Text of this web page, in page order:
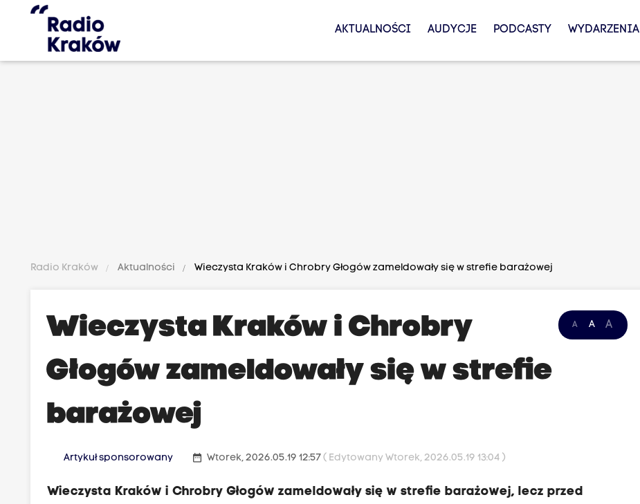
AKTUALNOŚCI AUDYCJE PODCASTY WYDARZENIA
Radio Kraków Aktualności Wieczysta Kraków i Chrobry Głogów zameldowały się w strefie barażowej
A A A
Wieczysta Kraków i Chrobry
Głogów zameldowały się w strefie
barażowej
Artykuł sponsorowany date_range Wtorek, 2026.05.19 12:57( Edytowany Wtorek, 2026.05.19 13:04 )
Wieczysta Kraków i Chrobry Głogów zameldowały się w strefie barażowej, lecz przed